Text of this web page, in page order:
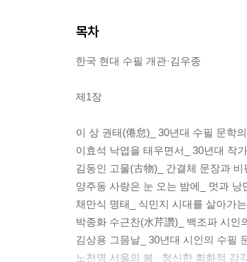
목차
한국 현대 수필 개관·김우종
제1장
이 상 권태(倦怠)_ 30년대 수필 문학
이효석 낙엽을 태우면서_ 30년대 작
김동인 고물(古物)_ 간결체 문장과 비
양주동 사랑은 눈 오는 밤에_ 멋과 낭
채만식 명태_ 식민지 시대를 살아가
박종화 수근찬(水芹讚)_ 백조파 시인
김상용 그믐날_ 30년대 시인의 수필
노천명 서울의 봄_ 청신한 회화적 감